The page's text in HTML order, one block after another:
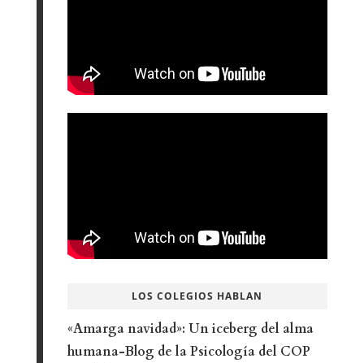
LOS COLEGIOS HABLAN
«Amarga navidad»: Un iceberg del alma
humana-Blog de la Psicología del COP